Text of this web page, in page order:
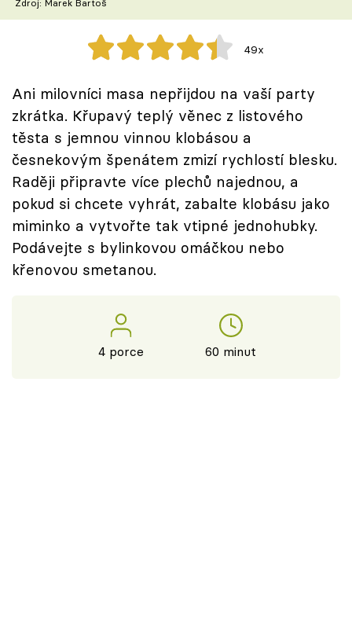
Těhotnej kuchař
Přihlášení
Sledujte nás
Zdroj: Marek Bartoš
49x
Ani milovníci masa nepřijdou na vaší party
zkrátka. Křupavý teplý věnec z listového
těsta s jemnou vinnou klobásou a
česnekovým špenátem zmizí rychlostí blesku.
Raději připravte více plechů najednou, a
pokud si chcete vyhrát, zabalte klobásu jako
miminko a vytvořte tak vtipné jednohubky.
Podávejte s bylinkovou omáčkou nebo
křenovou smetanou.
4 porce 60 minut